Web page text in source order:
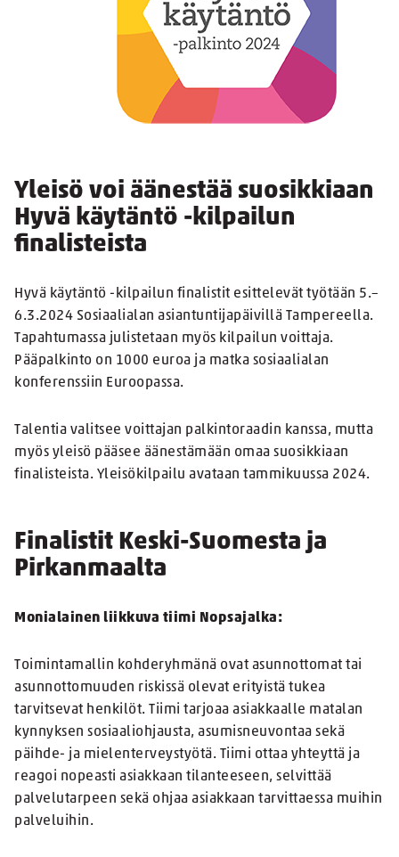
Yleisö voi äänestää suosikkiaan
Hyvä käytäntö -kilpailun
finalisteista
Hyvä käytäntö -kilpailun finalistit esittelevät työtään 5.–
6.3.2024 Sosiaalialan asiantuntijapäivillä Tampereella.
Tapahtumassa julistetaan myös kilpailun voittaja.
Pääpalkinto on 1000 euroa ja matka sosiaalialan
konferenssiin Euroopassa.
Talentia valitsee voittajan palkintoraadin kanssa, mutta
myös yleisö pääsee äänestämään omaa suosikkiaan
finalisteista. Yleisökilpailu avataan tammikuussa 2024.
Finalistit Keski-Suomesta ja
Pirkanmaalta
Monialainen liikkuva tiimi Nopsajalka:
Toimintamallin kohderyhmänä ovat asunnottomat tai
asunnottomuuden riskissä olevat erityistä tukea
tarvitsevat henkilöt. Tiimi tarjoaa asiakkaalle matalan
kynnyksen sosiaaliohjausta, asumisneuvontaa sekä
päihde- ja mielenterveystyötä. Tiimi ottaa yhteyttä ja
reagoi nopeasti asiakkaan tilanteeseen, selvittää
palvelutarpeen sekä ohjaa asiakkaan tarvittaessa muihin
palveluihin.